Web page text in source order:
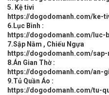
5. Kệ tivi
https://dogodomanh.com/ke-
6.Lục Bình :
https://dogodomanh.com/luc-
7.Sập Nằm , Chiếu Ngựa
https://dogodomanh.com/sap-
8.Án Gian Thờ :
https://dogodomanh.com/an-
9.Tủ Quần Áo :
https://dogodomanh.com/tu-